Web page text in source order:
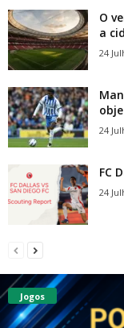
O
a
24
24
FC
24
Jogos